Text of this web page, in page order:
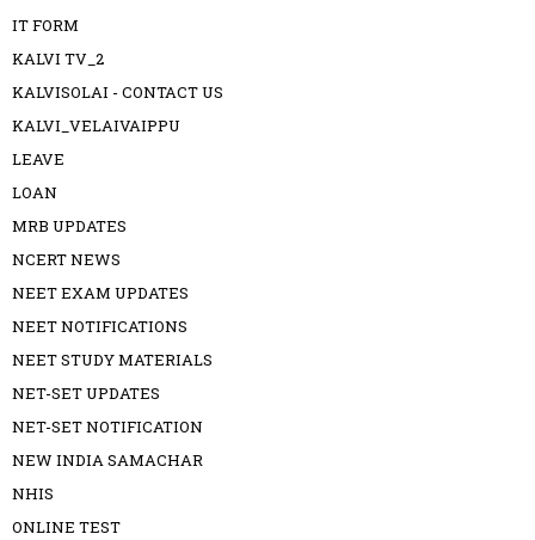
IT FORM
KALVI TV_2
KALVISOLAI - CONTACT US
KALVI_VELAIVAIPPU
LEAVE
LOAN
MRB UPDATES
NCERT NEWS
NEET EXAM UPDATES
NEET NOTIFICATIONS
NEET STUDY MATERIALS
NET-SET UPDATES
NET-SET NOTIFICATION
NEW INDIA SAMACHAR
NHIS
ONLINE TEST